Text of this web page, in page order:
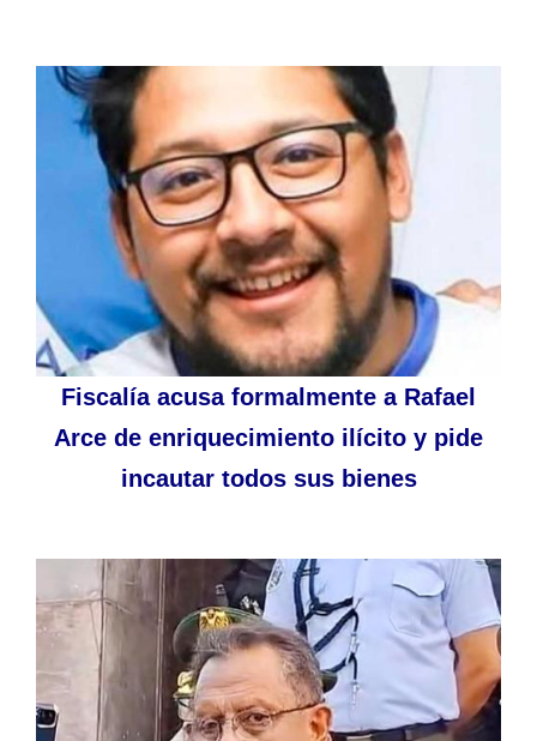
Fiscalía acusa formalmente a Rafael
Arce de enriquecimiento ilícito y pide
incautar todos sus bienes